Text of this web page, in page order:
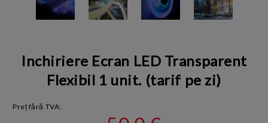
Inchiriere Ecran LED Transparent
Flexibil 1 unit. (tarif pe zi)
Preț fără TVA: